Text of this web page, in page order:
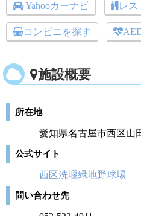
Yahooカーナビ レス
コンビニを探す
施設概要
所在地
愛知県名古屋市西区山
公式サイト
西区洗堰緑地野球場
問い合わせ先